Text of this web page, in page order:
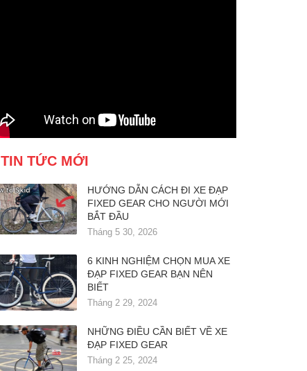
TIN TỨC MỚI
HƯỚNG DẪN CÁCH ĐI XE ĐẠP
FIXED GEAR CHO NGƯỜI MỚI
BẮT ĐẦU
Tháng 5 30, 2026
6 KINH NGHIỆM CHỌN MUA XE
ĐẠP FIXED GEAR BẠN NÊN
BIẾT
Tháng 2 29, 2024
NHỮNG ĐIỀU CẦN BIẾT VỀ XE
ĐẠP FIXED GEAR
Tháng 2 25, 2024